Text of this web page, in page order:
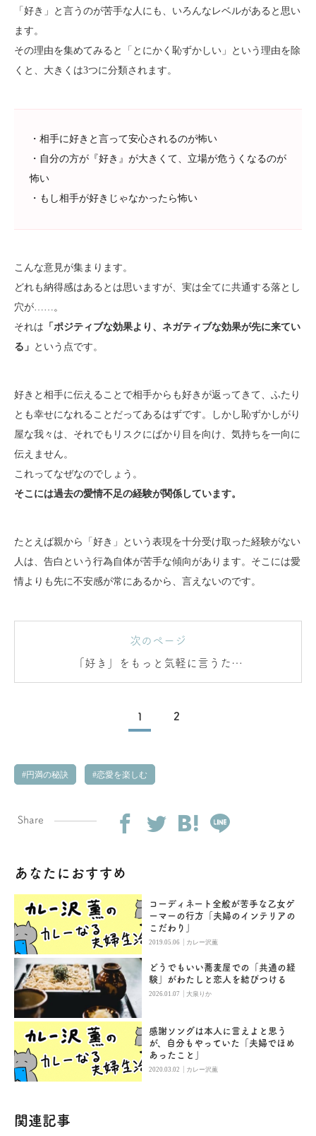
「好き」と言うのが苦手な人にも、いろんなレベルがあると思い
ます。
その理由を集めてみると「とにかく恥ずかしい」という理由を除
くと、大きくは3つに分類されます。
・相手に好きと言って安心されるのが怖い
・自分の方が『好き』が大きくて、立場が危うくなるのが
怖い
・もし相手が好きじゃなかったら怖い
こんな意見が集まります。
どれも納得感はあるとは思いますが、実は全てに共通する落とし
穴が……。
それは 「ポジティブな効果より、ネガティブな効果が先に来てい
る」 という点です。
好きと相手に伝えることで相手からも好きが返ってきて、ふたり
とも幸せになれることだってあるはずです。しかし恥ずかしがり
屋な我々は、それでもリスクにばかり目を向け、気持ちを一向に
伝えません。
これってなぜなのでしょう。
そこには過去の愛情不足の経験が関係しています。
たとえば親から「好き」という表現を十分受け取った経験がない
人は、告白という行為自体が苦手な傾向があります。そこには愛
情よりも先に不安感が常にあるから、言えないのです。
次のページ
「好き」をもっと気軽に言うため
に
1 2
円満の秘訣 恋愛を楽しむ
Share
あなたにおすすめ
コーディネート全般が苦手な乙女ゲ
ーマーの行方「夫婦のインテリアの
こだわり」
2019.05.06 | カレー沢薫
どうでもいい蕎麦屋での「共通の経
験」がわたしと恋人を結びつける
2026.01.07 |大泉りか
感謝ソングは本人に言えよと思う
が、自分もやっていた「夫婦でほめ
あったこと」
2020.03.02 | カレー沢薫
関連記事